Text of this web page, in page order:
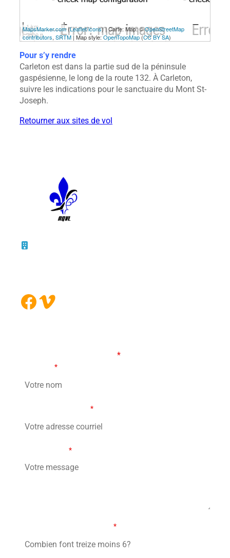
1 km
3000 ft
MapsMarker.com(Leaflet/icons) | Carte: Map: ©OpenStreetMap
contributors, SRTM| Map style:OpenTopoMap(CC BY SA)
Pour s’y rendre
Carleton est dans la partie sud de la péninsule
gaspésienne, le long de la route 132. À Carleton,
suivre les indications pour le sanctuaire du Mont St-
Joseph.
Retourner aux sites de vol
Facebook Vimeo
*
*
*
*
*